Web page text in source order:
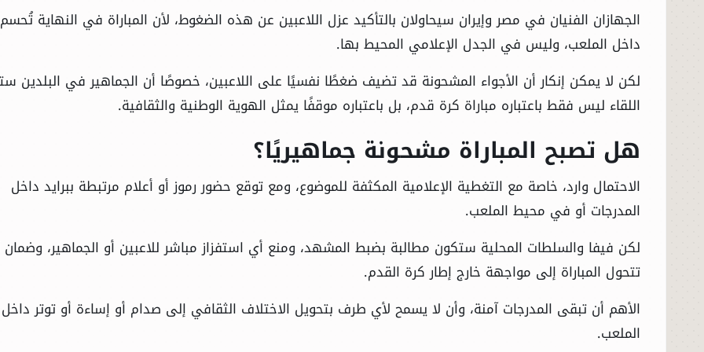
الجهازان الفنيان في مصر وإيران سيحاولان بالتأكيد عزل اللاعبين عن هذه الضغوط، لأن المباراة في النهاية تُحسم
داخل الملعب، وليس في الجدل الإعلامي المحيط بها.
لكن لا يمكن إنكار أن الأجواء المشحونة قد تضيف ضغطًا نفسيًا على اللاعبين، خصوصًا أن الجماهير في البلدين
اللقاء ليس فقط باعتباره مباراة كرة قدم، بل باعتباره موقفًا يمثل الهوية الوطنية والثقافية.
هل تصبح المباراة مشحونة جماهيريًا؟
الاحتمال وارد، خاصة مع التغطية الإعلامية المكثفة للموضوع، ومع توقع حضور رموز أو أعلام مرتبطة ببرايد داخل
المدرجات أو في محيط الملعب.
لكن فيفا والسلطات المحلية ستكون مطالبة بضبط المشهد، ومنع أي استفزاز مباشر للاعبين أو الجماهير، وضمان
تتحول المباراة إلى مواجهة خارج إطار كرة القدم.
الأهم أن تبقى المدرجات آمنة، وأن لا يسمح لأي طرف بتحويل الاختلاف الثقافي إلى صدام أو إساءة أو توتر داخل
الملعب.